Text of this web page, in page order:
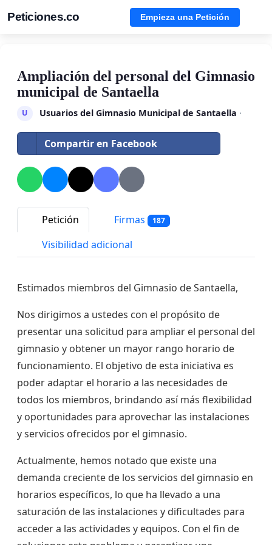
Peticiones.co Empieza una Petición
Ampliación del personal del Gimnasio
municipal de Santaella
U Usuarios del Gimnasio Municipal de Santaella ·
Compartir en Facebook
Petición Firmas 187
Visibilidad adicional
Estimados miembros del Gimnasio de Santaella,
Nos dirigimos a ustedes con el propósito de
presentar una solicitud para ampliar el personal del
gimnasio y obtener un mayor rango horario de
funcionamiento. El objetivo de esta iniciativa es
poder adaptar el horario a las necesidades de
todos los miembros, brindando así más flexibilidad
y oportunidades para aprovechar las instalaciones
y servicios ofrecidos por el gimnasio.
Actualmente, hemos notado que existe una
demanda creciente de los servicios del gimnasio en
horarios específicos, lo que ha llevado a una
saturación de las instalaciones y dificultades para
acceder a las actividades y equipos. Con el fin de